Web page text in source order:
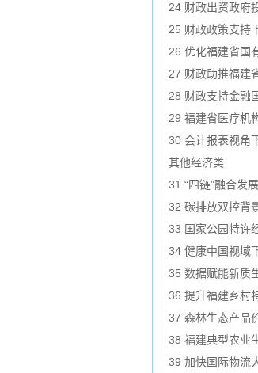
24 财政出资政府
25 财政政策支持
26 优化福建省国
27 财政助推福建
28 财政支持金融
29 福建省医疗机
30 会计报表视角
其他经济类
31 “四链”融合发
32 碳排放双控背
33 国家公园特许
34 健康中国视域
35 数据赋能新质
36 提升福建乡村
37 森林生态产品
38 福建典型农业
39 加快国际物流